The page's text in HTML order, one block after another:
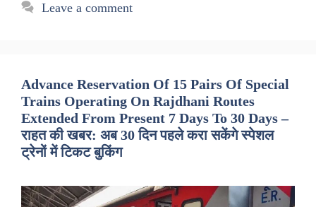
Leave a comment
Advance Reservation Of 15 Pairs Of Special
Trains Operating On Rajdhani Routes
Extended From Present 7 Days To 30 Days –
राहत की खबर: अब 30 दिन पहले करा सकेंगे स्पेशल
ट्रेनों में टिकट बुकिंग